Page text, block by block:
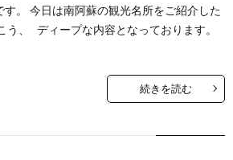
す。 今日は南阿蘇の観光名所をご紹介した
う、 ディープな内容となっております。
続きを読む